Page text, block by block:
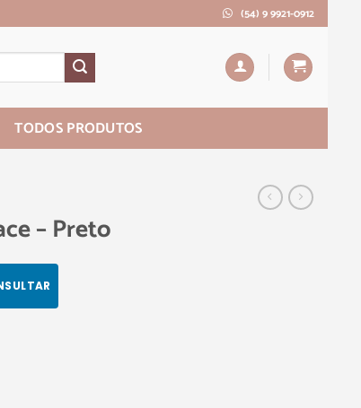
(54) 9 9921-0912
TODOS PRODUTOS
– Preto